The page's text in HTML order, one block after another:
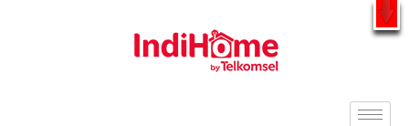
Gratis Pasang Dengan Bayar PDD2 | WiFi 200Rb an By Telkomsel
WhatsApp